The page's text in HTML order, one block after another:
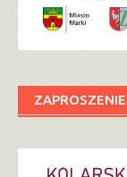
ZAPROSZENIE